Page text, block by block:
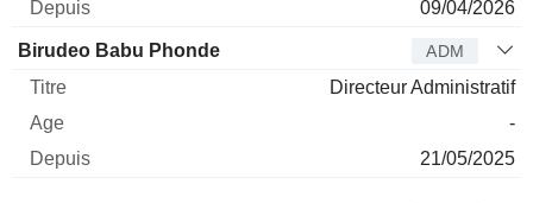
09/04/2026
Birudeo Babu Phonde ADM
Directeur Administratif
-
21/05/2025